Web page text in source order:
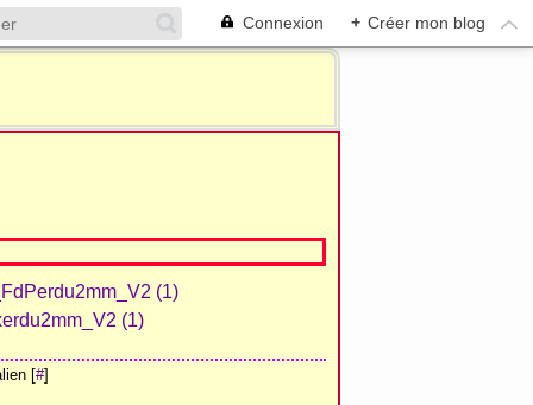
Connexion + Créer mon blog
[#]